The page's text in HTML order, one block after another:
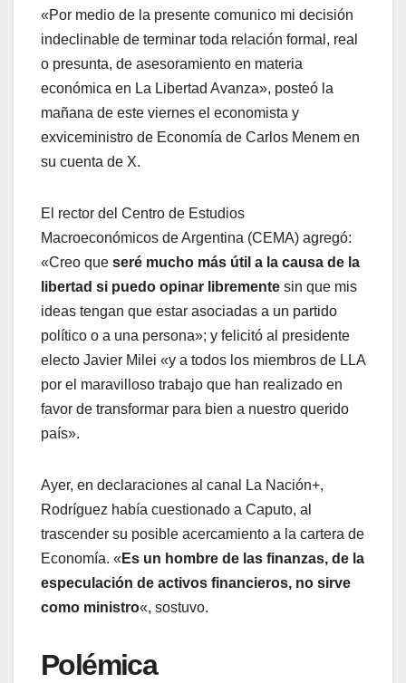
«Por medio de la presente comunico mi decisión
indeclinable de terminar toda relación formal, real
o presunta, de asesoramiento en materia
económica en La Libertad Avanza», posteó la
mañana de este viernes el economista y
exviceministro de Economía de Carlos Menem en
su cuenta de X.
El rector del Centro de Estudios
Macroeconómicos de Argentina (CEMA) agregó:
«Creo que seré mucho más útil a la causa de la
libertad si puedo opinar libremente sin que mis
ideas tengan que estar asociadas a un partido
político o a una persona»; y felicitó al presidente
electo Javier Milei «y a todos los miembros de LLA
por el maravilloso trabajo que han realizado en
favor de transformar para bien a nuestro querido
país».
Ayer, en declaraciones al canal La Nación+,
Rodríguez había cuestionado a Caputo, al
trascender su posible acercamiento a la cartera de
Economía. « Es un hombre de las finanzas, de la
especulación de activos financieros, no sirve
como ministro«, sostuvo.
Polémica